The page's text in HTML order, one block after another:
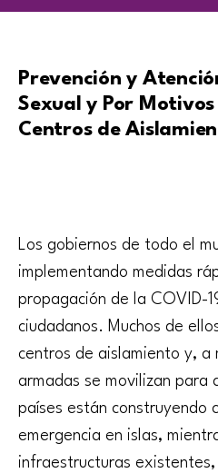
Prevención y
Sexual y Por Motivos
Centros de
Los gobiernos de todo el
implementando medidas
propagación de la COVID-
ciudadanos. Muchos de
centros de aislamiento y, a
armadas se movilizan para
países están construyendo
emergencia en islas,
infraestructuras